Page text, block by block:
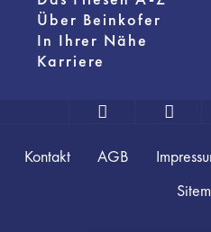
Über Beinkofer
In Ihrer Nähe
Karriere
Kontakt AGB